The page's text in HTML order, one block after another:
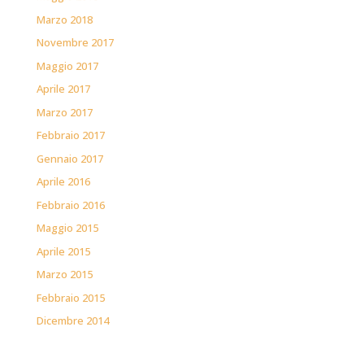
Marzo 2018
Novembre 2017
Maggio 2017
Aprile 2017
Marzo 2017
Febbraio 2017
Gennaio 2017
Aprile 2016
Febbraio 2016
Maggio 2015
Aprile 2015
Marzo 2015
Febbraio 2015
Dicembre 2014